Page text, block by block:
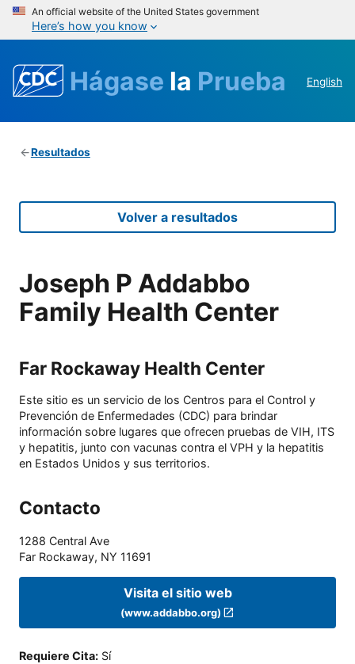
An official website of the United States government
Here’s how you know
Hágase la Prueba English
Resultados
Volver a resultados
Joseph P Addabbo
Family Health Center
Far Rockaway Health Center
Este sitio es un servicio de los Centros para el Control y
Prevención de Enfermedades (CDC) para brindar
información sobre lugares que ofrecen pruebas de VIH, ITS
y hepatitis, junto con vacunas contra el VPH y la hepatitis
en Estados Unidos y sus territorios.
Contacto
1288 Central Ave
Far Rockaway, NY 11691
Visita el sitio web
(www.addabbo.org)
Requiere Cita: Sí